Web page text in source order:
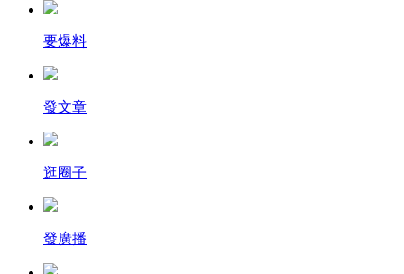
要爆料
發文章
逛圈子
發廣播